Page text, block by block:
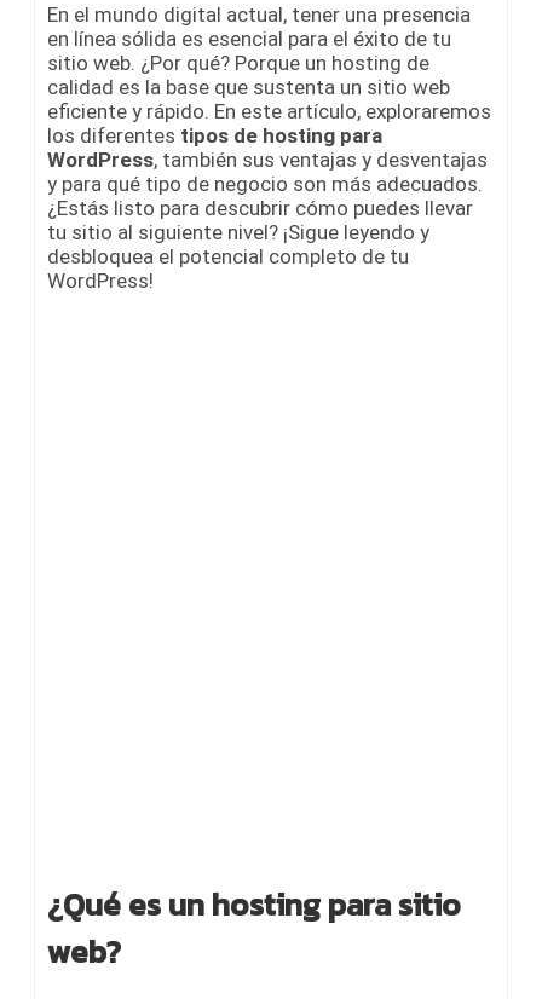
En el mundo digital actual, tener una presencia
en línea sólida es esencial para el éxito de tu
sitio web. ¿Por qué? Porque un hosting de
calidad es la base que sustenta un sitio web
eficiente y rápido. En este artículo, exploraremos
los diferentes tipos de hosting para
WordPress, también sus ventajas y desventajas
y para qué tipo de negocio son más adecuados.
¿Estás listo para descubrir cómo puedes llevar
tu sitio al siguiente nivel? ¡Sigue leyendo y
desbloquea el potencial completo de tu
WordPress!
¿Qué es un hosting para sitio
web?